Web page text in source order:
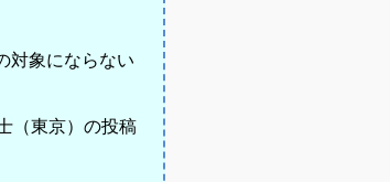
対象にならない
（東京）の投稿